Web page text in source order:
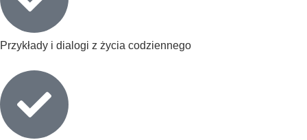
Przykłady i dialogi z życia codziennego